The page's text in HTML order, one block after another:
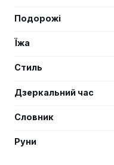
Подорожі
Їжа
Стиль
Дзеркальний час
Словник
Руни